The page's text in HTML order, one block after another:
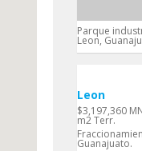
Parque
Leon,
Leon
$3,197,360
m2 Terr.
Guanajuato.